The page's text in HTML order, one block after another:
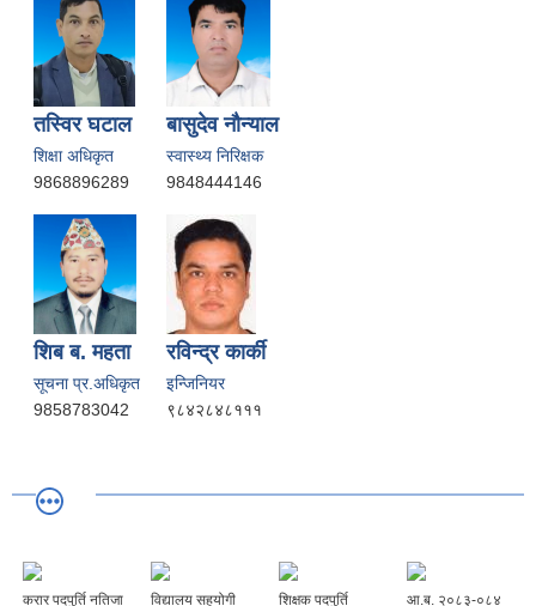
तस्विर घटाल
शिक्षा अधिकृत
9868896289
बासुदेव नाैन्याल
स्वास्थ्य निरिक्षक
9848444146
शिब ब. महता
सूचना प्र.अधिकृत
9858783042
रविन्द्र कार्की
इन्जिनियर
९८४२८४८१११
करार पदपुर्ति नतिजा विद्यालय सहयोगी शिक्षक पदपुर्ति आ.ब. २०८३-०८४